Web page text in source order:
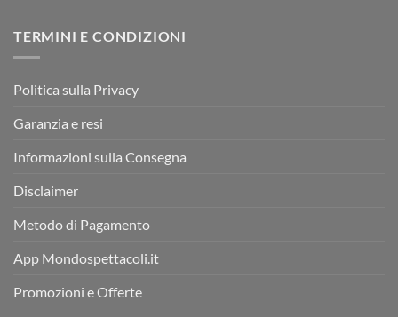
TERMINI E CONDIZIONI
Politica sulla Privacy
Garanzia e resi
Informazioni sulla Consegna
Disclaimer
Metodo di Pagamento
App Mondospettacoli.it
Promozioni e Offerte